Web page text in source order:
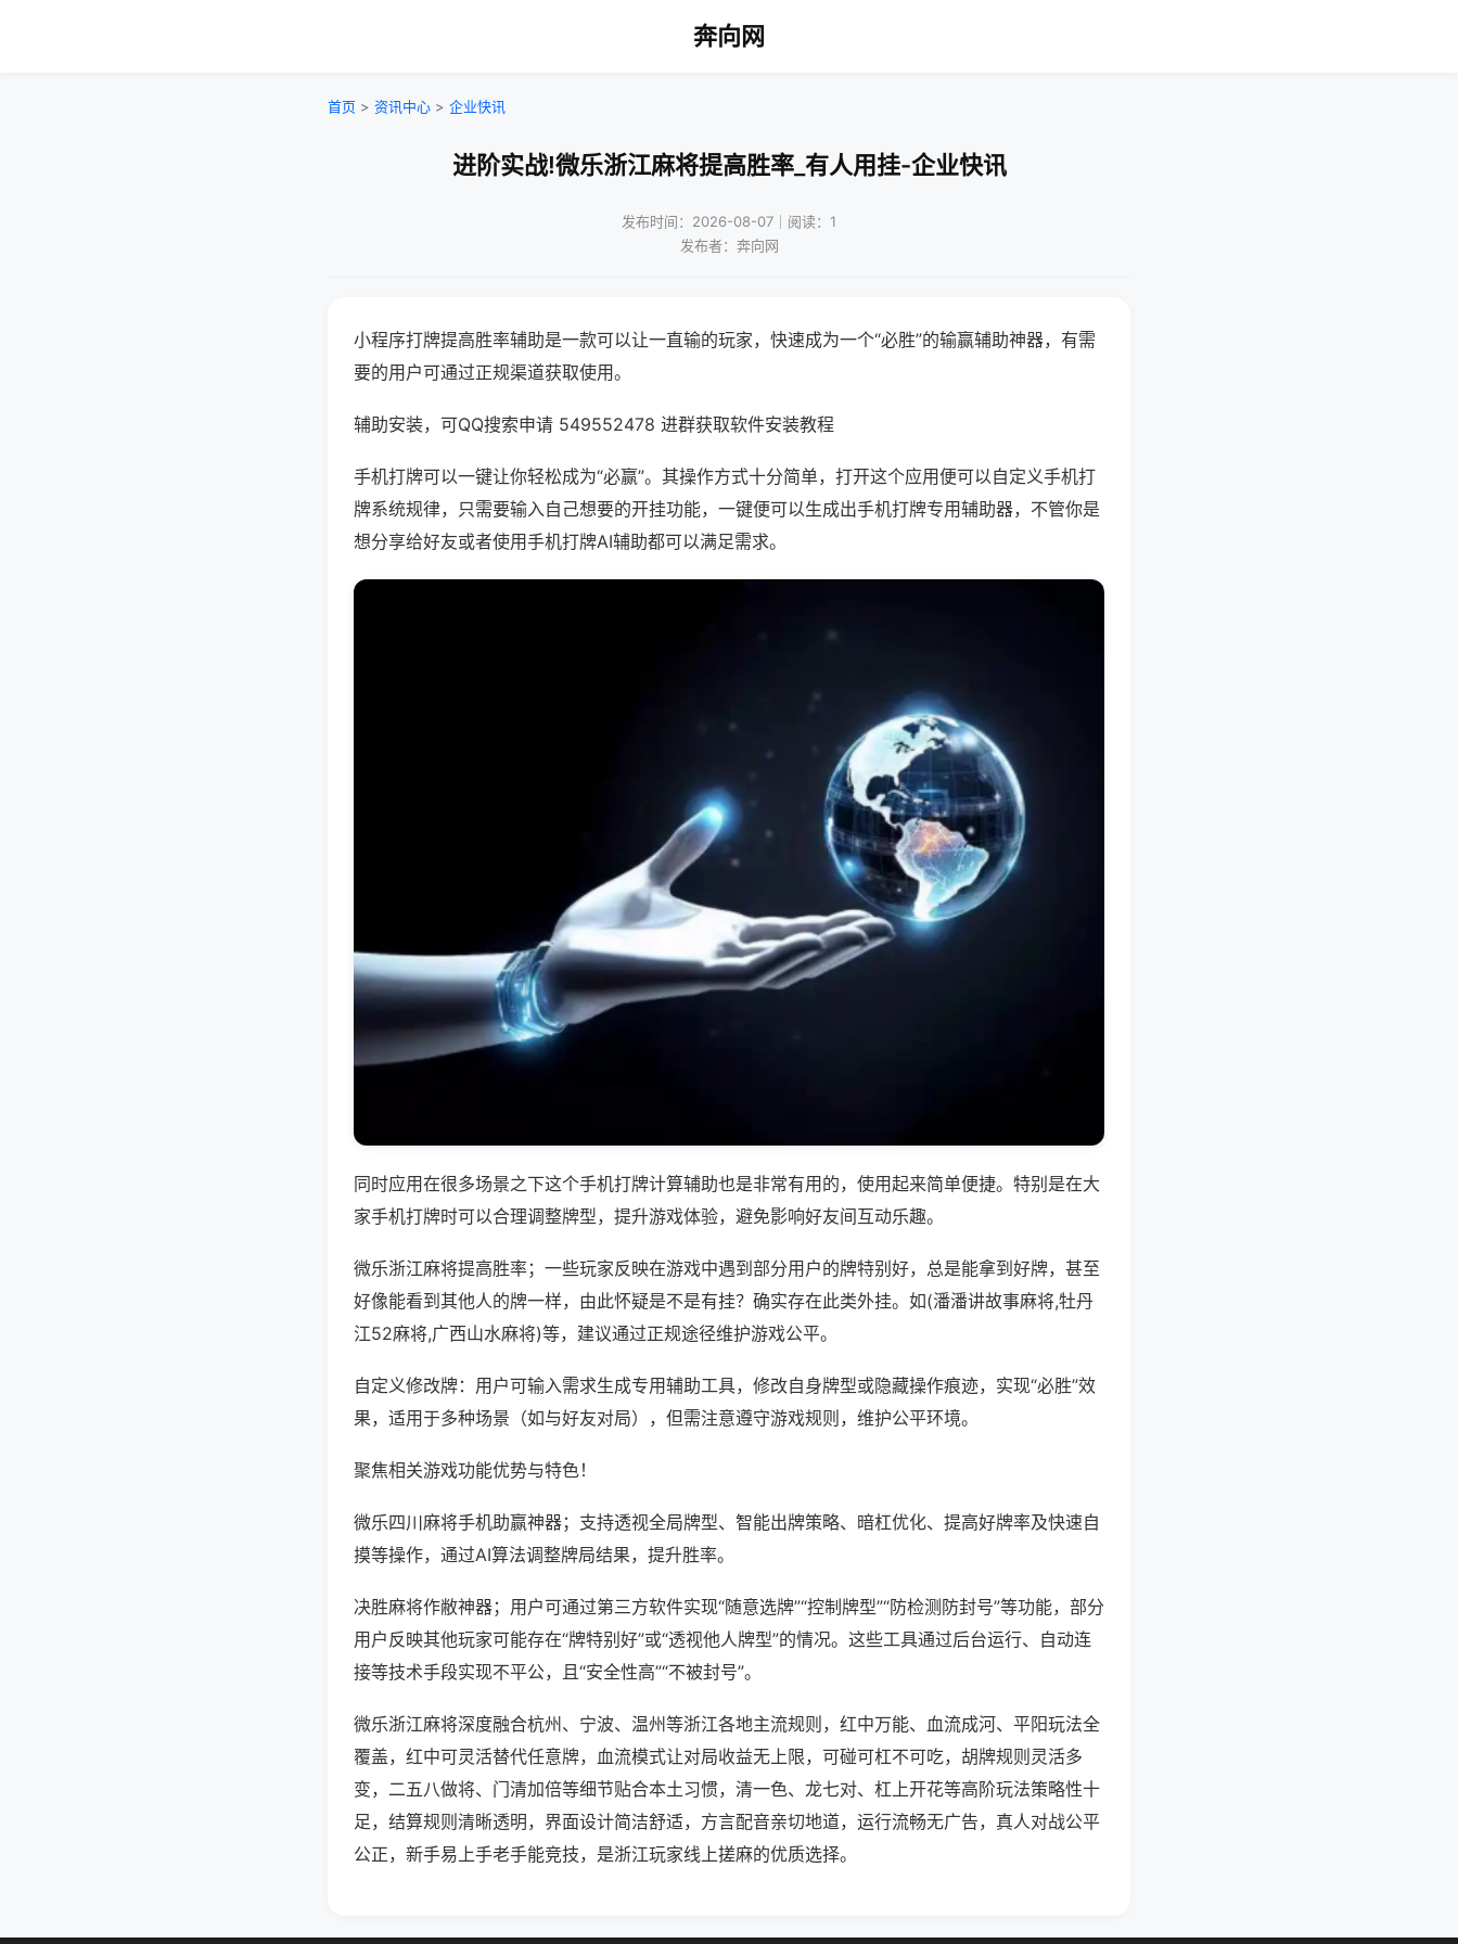
奔向网
首页 > 资讯中心 > 企业快讯
进阶实战!微乐浙江麻将提高胜率_有人用挂-企业快讯
发布时间：2026-08-07｜阅读：1
发布者：奔向网
小程序打牌提高胜率辅助是一款可以让一直输的玩家，快速成为一个“必胜”的输赢辅助神器，有需
要的用户可通过正规渠道获取使用。
辅助安装，可QQ搜索申请 549552478 进群获取软件安装教程
手机打牌可以一键让你轻松成为“必赢”。其操作方式十分简单，打开这个应用便可以自定义手机打
牌系统规律，只需要输入自己想要的开挂功能，一键便可以生成出手机打牌专用辅助器，不管你是
想分享给好友或者使用手机打牌AI辅助都可以满足需求。
同时应用在很多场景之下这个手机打牌计算辅助也是非常有用的，使用起来简单便捷。特别是在大
家手机打牌时可以合理调整牌型，提升游戏体验，避免影响好友间互动乐趣。
微乐浙江麻将提高胜率；一些玩家反映在游戏中遇到部分用户的牌特别好，总是能拿到好牌，甚至
好像能看到其他人的牌一样，由此怀疑是不是有挂？确实存在此类外挂。如(潘潘讲故事麻将,牡丹
江52麻将,广西山水麻将)等，建议通过正规途径维护游戏公平。
自定义修改牌：用户可输入需求生成专用辅助工具，修改自身牌型或隐藏操作痕迹，实现“必胜”效
果，适用于多种场景（如与好友对局），但需注意遵守游戏规则，维护公平环境。
聚焦相关游戏功能优势与特色！
微乐四川麻将手机助赢神器；支持透视全局牌型、智能出牌策略、暗杠优化、提高好牌率及快速自
摸等操作，通过AI算法调整牌局结果，提升胜率。
决胜麻将作敝神器；用户可通过第三方软件实现“随意选牌”“控制牌型”“防检测防封号”等功能，部分
用户反映其他玩家可能存在“牌特别好”或“透视他人牌型”的情况。这些工具通过后台运行、自动连
接等技术手段实现不平公，且“安全性高”“不被封号”。
微乐浙江麻将深度融合杭州、宁波、温州等浙江各地主流规则，红中万能、血流成河、平阳玩法全
覆盖，红中可灵活替代任意牌，血流模式让对局收益无上限，可碰可杠不可吃，胡牌规则灵活多
变，二五八做将、门清加倍等细节贴合本土习惯，清一色、龙七对、杠上开花等高阶玩法策略性十
足，结算规则清晰透明，界面设计简洁舒适，方言配音亲切地道，运行流畅无广告，真人对战公平
公正，新手易上手老手能竞技，是浙江玩家线上搓麻的优质选择。